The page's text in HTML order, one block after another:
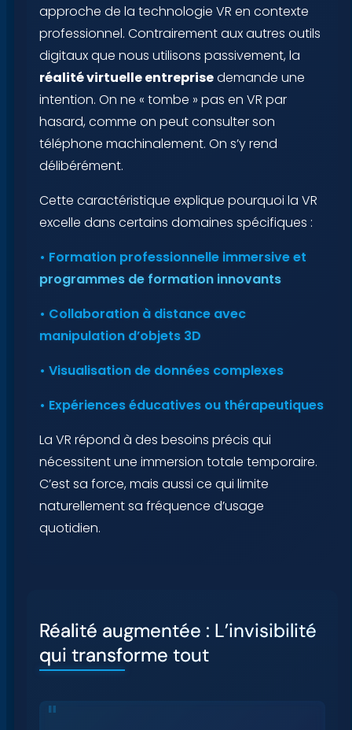
approche de la technologie VR en contexte
professionnel. Contrairement aux autres outils
digitaux que nous utilisons passivement, la
réalité virtuelle entreprisedemande une
intention. On ne « tombe » pas en VR par
hasard, comme on peut consulter son
téléphone machinalement. On s’y rend
délibérément.
Cette caractéristique explique pourquoi la VR
excelle dans certains domaines spécifiques :
• Formation professionnelle immersive et
programmes de formation innovants
• Collaboration à distance avec
manipulation d’objets 3D
• Visualisation de données complexes
• Expériences éducatives ou thérapeutiques
La VR répond à des besoins précis qui
nécessitent une immersion totale temporaire.
C’est sa force, mais aussi ce qui limite
naturellement sa fréquence d’usage
quotidien.
Réalité augmentée : L’invisibilité
qui transforme tout